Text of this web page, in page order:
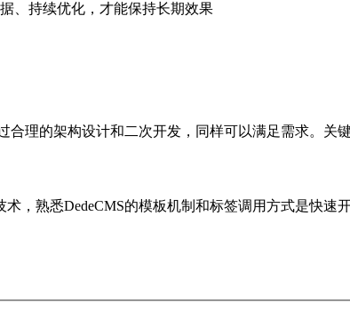
、持续优化，才能保持长期效果
理的架构设计和二次开发，同样可以满足需求。关
，熟悉DedeCMS的模板机制和标签调用方式是快速